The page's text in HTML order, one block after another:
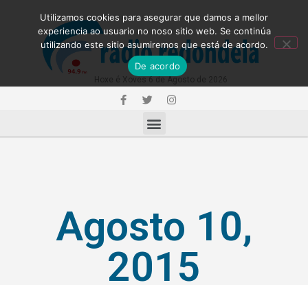
Agosto 10,
2015
Utilizamos cookies para asegurar que damos a mellor
experiencia ao usuario no noso sitio web. Se continúa
utilizando este sitio asumiremos que está de acordo.
De acordo